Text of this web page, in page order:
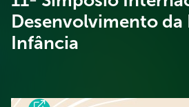
Desenvolvimento da
Infância